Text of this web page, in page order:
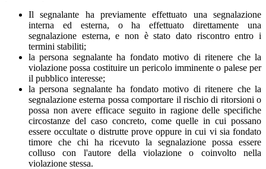
Il segnalante ha previamente effettuato una segnalazione
interna ed esterna, o ha effettuato direttamente una
segnalazione esterna, e non è stato dato riscontro entro i
termini stabiliti;
la persona segnalante ha fondato motivo di ritenere che la
violazione possa costituire un pericolo imminente o palese per
il pubblico interesse;
la persona segnalante ha fondato motivo di ritenere che la
segnalazione esterna possa comportare il rischio di ritorsioni o
possa non avere efficace seguito in ragione delle specifiche
circostanze del caso concreto, come quelle in cui possano
essere occultate o distrutte prove oppure in cui vi sia fondato
timore che chi ha ricevuto la segnalazione possa essere
colluso con l'autore della violazione o coinvolto nella
violazione stessa.